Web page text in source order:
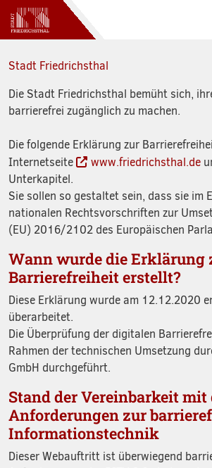
Zum Hauptinhalt springen
Stadt Friedrichsthal
Die Stadt Friedrichsthal bemüht sich,
barrierefrei zugänglich zu machen.
Die folgende Erklärung zur
Internetseite
www.friedrichsthal.de
Unterkapitel.
Sie sollen so gestaltet sein, dass sie im
nationalen Rechtsvorschriften zur
(EU) 2016/2102 des Europäischen
Wann wurde die Erklärung
Barrierefreiheit erstellt?
Diese Erklärung wurde am 12.12.2020
überarbeitet.
Die Überprüfung der digitalen
Rahmen der technischen Umsetzung
GmbH durchgeführt.
Stand der Vereinbarkeit mit
Anforderungen zur
Informationstechnik
Dieser Webauftritt ist überwiegend